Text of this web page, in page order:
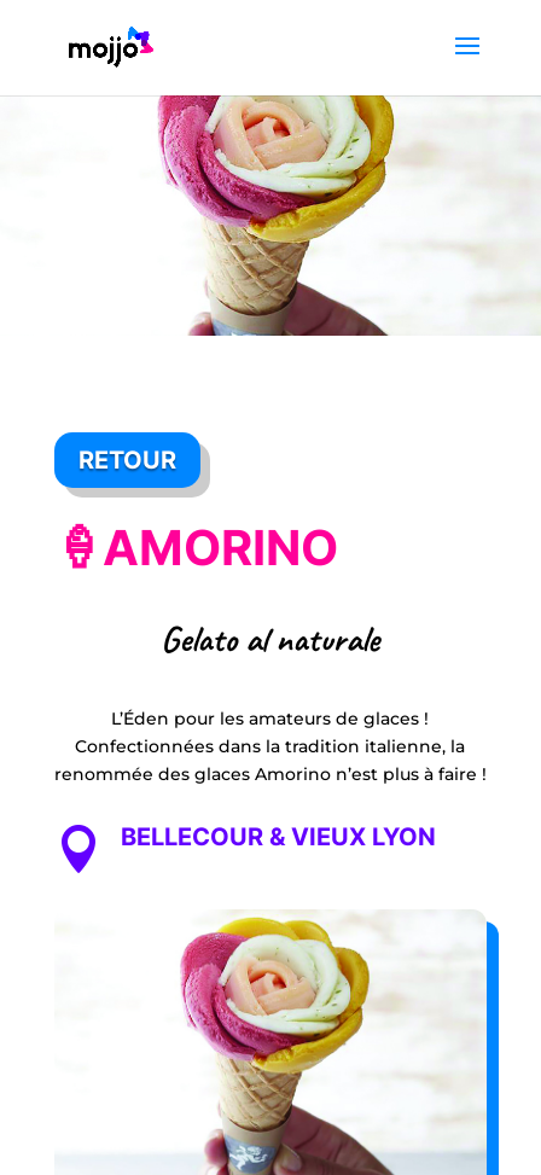
RETOUR
🍦AMORINO
Gelato al naturale
L’Éden pour les amateurs de glaces !
Confectionnées dans la tradition italienne, la
renommée des glaces Amorino n’est plus à faire !
 BELLECOUR & VIEUX LYON